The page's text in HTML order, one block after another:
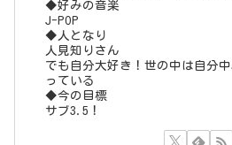
◆好みの音楽
J-POP
◆人となり
人見知りさん
でも自分大好き！世の中は自分
っている
◆今の目標
サブ3.5！